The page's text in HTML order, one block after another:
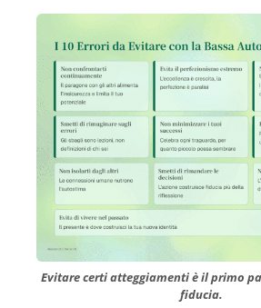
Evitare certi atteggiamenti è il primo
fiducia.